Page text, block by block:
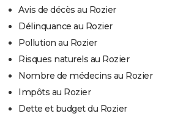
Avis de décès au Rozier
Délinquance au Rozier
Pollution au Rozier
Risques naturels au Rozier
Nombre de médecins au Rozier
Impôts au Rozier
Dette et budget du Rozier